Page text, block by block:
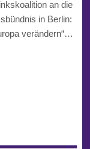
an die
in Berlin:
verändern“…